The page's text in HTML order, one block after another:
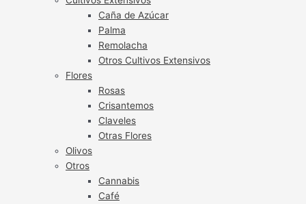
Caña de Azúcar
Palma
Remolacha
Otros Cultivos Extensivos
Flores
Rosas
Crisantemos
Claveles
Otras Flores
Olivos
Otros
Cannabis
Café